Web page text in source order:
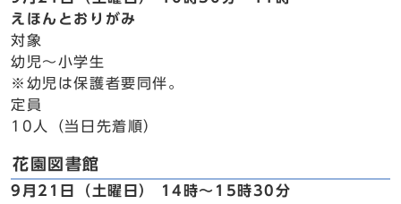
えほんとおりがみ
対象
幼児～小学生
※幼児は保護者要同伴。
定員
10人（当日先着順）
花園図書館
9月21日（土曜日） 14時～15時30分